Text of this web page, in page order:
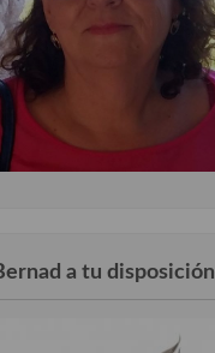
a tu disposición